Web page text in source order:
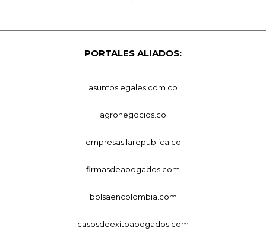
PORTALES ALIADOS:
asuntoslegales.com.co
agronegocios.co
empresas.larepublica.co
firmasdeabogados.com
bolsaencolombia.com
casosdeexitoabogados.com